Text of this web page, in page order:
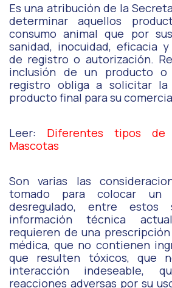
Es una atribución de la
determinar aquellos
consumo animal que por
sanidad, inocuidad, eficacia
de registro o autorización.
inclusión de un producto o
registro obliga a solicitar la
producto final para su
Leer: Diferentes tipos de
Mascotas
Son varias las
tomado para colocar un
desregulado, entre
información técnica
requieren de una
médica, que no contienen
que resulten tóxicos, que
interacción indeseable,
reacciones adversas por su